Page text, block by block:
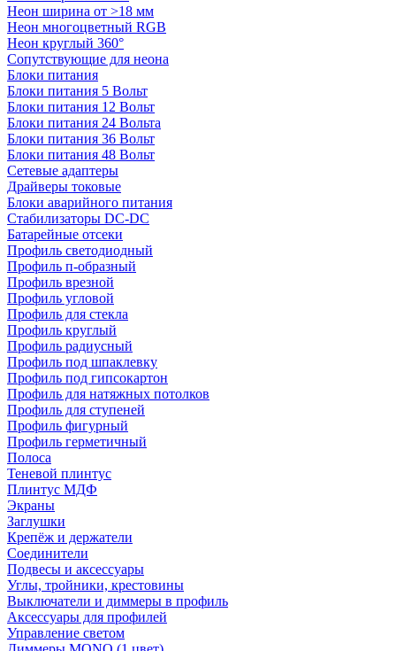
Неон ширина от >18 мм
Неон многоцветный RGB
Неон круглый 360°
Сопутствующие для неона
Блоки питания
Блоки питания 5 Вольт
Блоки питания 12 Вольт
Блоки питания 24 Вольта
Блоки питания 36 Вольт
Блоки питания 48 Вольт
Сетевые адаптеры
Драйверы токовые
Блоки аварийного питания
Стабилизаторы DC-DC
Батарейные отсеки
Профиль светодиодный
Профиль п-образный
Профиль врезной
Профиль угловой
Профиль для стекла
Профиль круглый
Профиль радиусный
Профиль под шпаклевку
Профиль под гипсокартон
Профиль для натяжных потолков
Профиль для ступеней
Профиль фигурный
Профиль герметичный
Полоса
Теневой плинтус
Плинтус МДФ
Экраны
Заглушки
Крепёж и держатели
Соединители
Подвесы и аксессуары
Углы, тройники, крестовины
Выключатели и диммеры в профиль
Аксессуары для профилей
Управление светом